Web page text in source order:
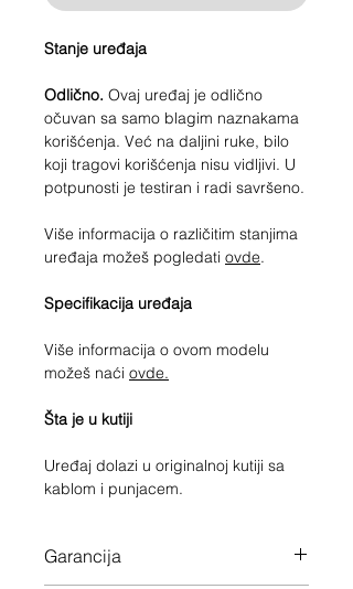
Stanje uređaja
Odlično. Ovaj uređaj je odlično
očuvan sa samo blagim naznakama
korišćenja. Već na daljini ruke, bilo
koji tragovi korišćenja nisu vidljivi. U
potpunosti je testiran i radi savršeno.
Više informacija o različitim stanjima
uređaja možeš pogledati ovde.
Specifikacija uređaja
Više informacija o ovom modelu
možeš naći ovde.
Šta je u kutiji
Uređaj dolazi u originalnoj kutiji sa
kablom i punjacem.
Garancija